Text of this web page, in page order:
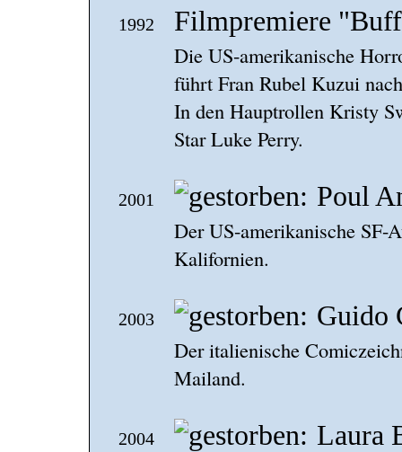
1992 Filmpremiere
Die US-amerikanische
führt Fran Rubel Kuzui
In den Hauptrollen Kristy
Star Luke Perry.
2001 Poul
Der US-amerikanische
Kalifornien.
2003 Guido
Der italienische
Mailand.
2004 Laura